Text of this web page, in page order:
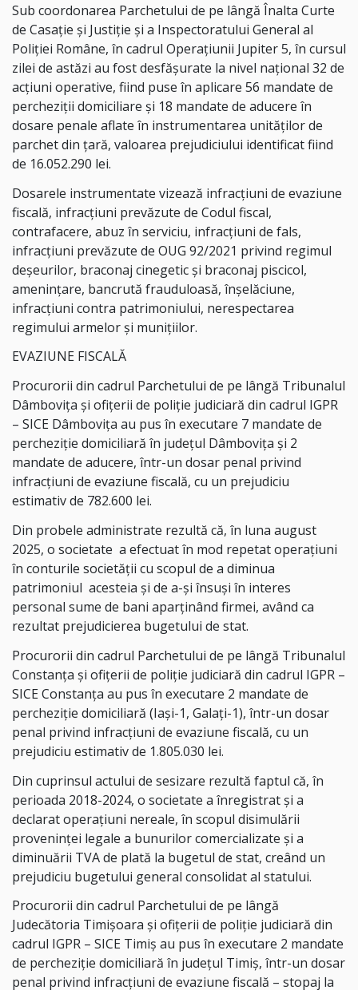
Sub coordonarea Parchetului de pe lângă Înalta Curte
de Casație și Justiție și a Inspectoratului General al
Poliției Române, în cadrul Operațiunii Jupiter 5, în cursul
zilei de astăzi au fost desfășurate la nivel național 32 de
acțiuni operative, fiind puse în aplicare 56 mandate de
percheziții domiciliare și 18 mandate de aducere în
dosare penale aflate în instrumentarea unităților de
parchet din țară, valoarea prejudiciului identificat fiind
de 16.052.290 lei.
Dosarele instrumentate vizează infracțiuni de evaziune
fiscală, infracțiuni prevăzute de Codul fiscal,
contrafacere, abuz în serviciu, infracțiuni de fals,
infracțiuni prevăzute de OUG 92/2021 privind regimul
deșeurilor, braconaj cinegetic și braconaj piscicol,
amenințare, bancrută frauduloasă, înșelăciune,
infracțiuni contra patrimoniului, nerespectarea
regimului armelor și munițiilor.
EVAZIUNE FISCALĂ
Procurorii din cadrul Parchetului de pe lângă Tribunalul
Dâmbovița și ofițerii de poliție judiciară din cadrul IGPR
– SICE Dâmbovița au pus în executare 7 mandate de
percheziție domiciliară în județul Dâmbovița și 2
mandate de aducere, într-un dosar penal privind
infracțiuni de evaziune fiscală, cu un prejudiciu
estimativ de 782.600 lei.
Din probele administrate rezultă că, în luna august
2025, o societate a efectuat în mod repetat operaţiuni
în conturile societăţii cu scopul de a diminua
patrimoniul acesteia şi de a-şi însuşi în interes
personal sume de bani aparţinând firmei, având ca
rezultat prejudicierea bugetului de stat.
Procurorii din cadrul Parchetului de pe lângă Tribunalul
Constanța și ofițerii de poliție judiciară din cadrul IGPR –
SICE Constanța au pus în executare 2 mandate de
percheziție domiciliară (Iași-1, Galați-1), într-un dosar
penal privind infracțiuni de evaziune fiscală, cu un
prejudiciu estimativ de 1.805.030 lei.
Din cuprinsul actului de sesizare rezultă faptul că, în
perioada 2018-2024, o societate a înregistrat și a
declarat operațiuni nereale, în scopul disimulării
proveninței legale a bunurilor comercializate și a
diminuării TVA de plată la bugetul de stat, creând un
prejudiciu bugetului general consolidat al statului.
Procurorii din cadrul Parchetului de pe lângă
Judecătoria Timișoara și ofițerii de poliție judiciară din
cadrul IGPR – SICE Timiș au pus în executare 2 mandate
de percheziție domiciliară în județul Timiș, într-un dosar
penal privind infracțiuni de evaziune fiscală – stopaj la